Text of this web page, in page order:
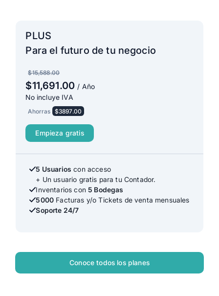
PLUS
Para el futuro de tu negocio
$15,588.00
$11,691.00/ Año
No incluye IVA
Ahorras $3897.00
Empieza gratis
5 Usuarios con acceso
+ Un usuario gratis para tu Contador.
Inventarios con5 Bodegas
5000 Facturas y/o Tickets de venta mensuales
Soporte 24/7
Conoce todos los planes